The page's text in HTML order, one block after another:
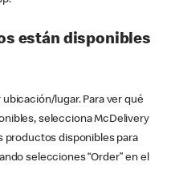
están disponibles
lugar. Para ver qué
selecciona McDelivery
productos disponibles para
selecciones “Order” en el